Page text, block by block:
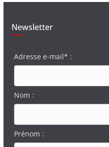
Newsletter
Adresse e-mail* :
Nom :
Prénom :